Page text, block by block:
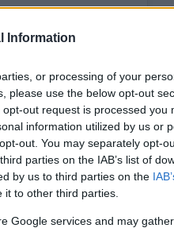
Information
or processing of your
please use the below opt-out
out request is processed you
information utilized by us or
out. You may separately opt-
parties on the IAB’s list of
by us to third parties on the
to other third parties.
Google services and may